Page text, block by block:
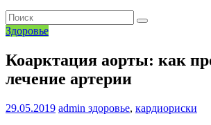
Здоровье
Коарктация аорты: как
лечение артерии
29.05.2019 admin здоровье, кардиориски